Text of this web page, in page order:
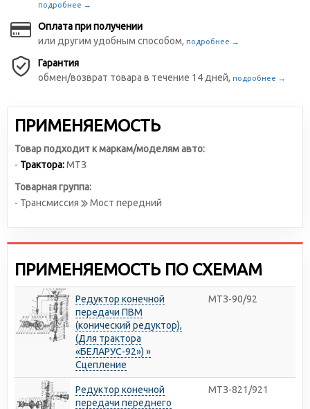
подробнее →
Оплата при получении
или другим удобным способом, подробнее →
Гарантия
обмен/возврат товара в течение 14 дней, подробнее →
ПРИМЕНЯЕМОСТЬ
Товар подходит к маркам/моделям авто:
- Трактора:МТЗ
Товарная группа:
- Трансмиссия
Мост передний
ПРИМЕНЯЕМОСТЬ ПО СХЕМАМ
Редуктор конечной
передачи ПВМ
(конический редуктор),
(Для трактора
«БЕЛАРУС-92») »
Сцепление
МТЗ-90/92
Редуктор конечной
передачи переднего
МТЗ-821/921